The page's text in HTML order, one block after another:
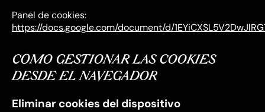
Panel de cookies:
https://docs.google.com/document/d/
CÓMO GESTIONAR LAS COOKIES
DESDE EL NAVEGADOR
Eliminar cookies del dispositivo